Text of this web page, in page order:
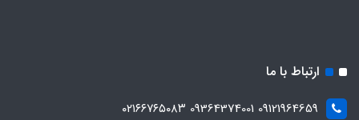
ارتباط با ما
09121964659 09364374001 ۰۲۱۶۶۷۶۵۰۸۳